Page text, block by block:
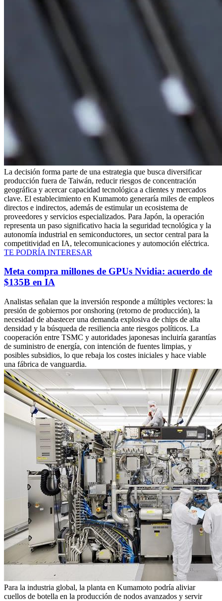
La decisión forma parte de una estrategia que busca diversificar
producción fuera de Taiwán, reducir riesgos de concentración
geográfica y acercar capacidad tecnológica a clientes y mercados
clave. El establecimiento en Kumamoto generaría miles de empleos
directos e indirectos, además de estimular un ecosistema de
proveedores y servicios especializados. Para Japón, la operación
representa un paso significativo hacia la seguridad tecnológica y la
autonomía industrial en semiconductores, un sector central para la
competitividad en IA, telecomunicaciones y automoción eléctrica.
TE PODRÍA INTERESAR
Meta compra millones de GPUs Nvidia: acuerdo de
$135B en IA
Analistas señalan que la inversión responde a múltiples vectores: la
presión de gobiernos por onshoring (retorno de producción), la
necesidad de abastecer una demanda explosiva de chips de alta
densidad y la búsqueda de resiliencia ante riesgos políticos. La
cooperación entre TSMC y autoridades japonesas incluiría garantías
de suministro de energía, con intención de fuentes limpias, y
posibles subsidios, lo que rebaja los costes iniciales y hace viable
una fábrica de vanguardia.
Para la industria global, la planta en Kumamoto podría aliviar
cuellos de botella en la producción de nodos avanzados y servir